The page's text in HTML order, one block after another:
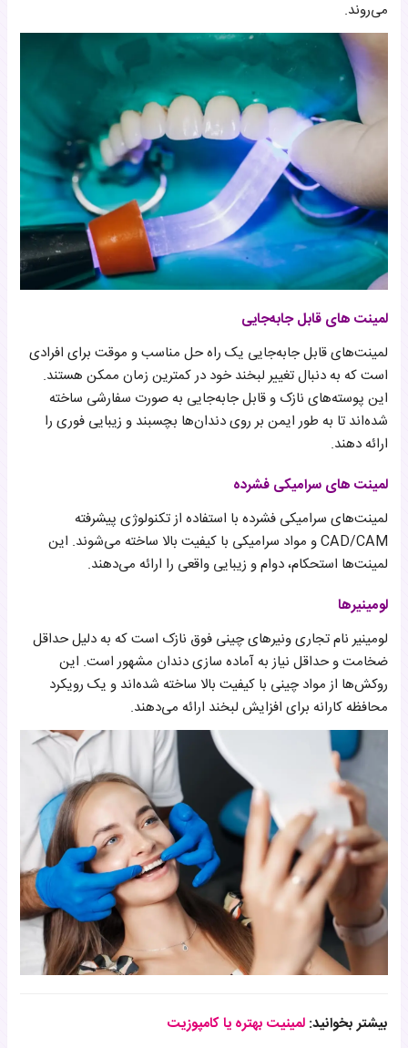
می‌روند.
لمینت های قابل جابه‌جایی
لمینت‌های قابل جابه‌جایی یک راه حل مناسب و موقت برای افرادی
است که به دنبال تغییر لبخند خود در کمترین زمان ممکن هستند.
این پوسته‌های نازک و قابل جابه‌جایی به صورت سفارشی ساخته
شده‌اند تا به طور ایمن بر روی دندان‌ها بچسبند و زیبایی فوری را
ارائه دهند.
لمینت های سرامیکی فشرده
لمینت‌های سرامیکی فشرده با استفاده از تکنولوژی پیشرفته
CAD/CAM و مواد سرامیکی با کیفیت بالا ساخته می‌شوند. این
لمینت‌ها استحکام، دوام و زیبایی واقعی را ارائه می‌دهند.
لومینیرها
لومینیر نام تجاری ونیرهای چینی فوق نازک است که به دلیل حداقل
ضخامت و حداقل نیاز به آماده سازی دندان مشهور است. این
روکش‌ها از مواد چینی با کیفیت بالا ساخته شده‌اند و یک رویکرد
محافظه کارانه برای افزایش لبخند ارائه می‌دهند.
بیشتر بخوانید: لمینیت بهتره یا کامپوزیت